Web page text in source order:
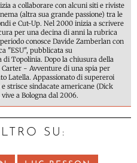
a collaborare con alcuni siti e riviste
(altra sua grande passione) tra le
e Cut-Up. Nel 2000 inizia a scrivere
per una decina di anni la rubrica
conosce Davide Zamberlan con
"ESU", pubblicata su
di Topolinia. Dopo la chiusura della
- Avventure di una spia per
Latella. Appassionato di supereroi
strisce sindacate americane (Dick
a Bologna dal 2006.
SU: